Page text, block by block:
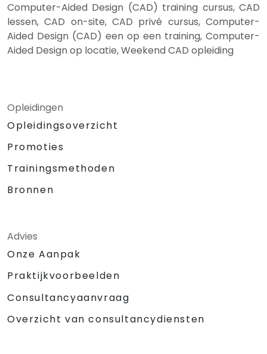
Computer-Aided Design (CAD) training cursus, CAD
lessen, CAD on-site, CAD privé cursus, Computer-
Aided Design (CAD) een op een training, Computer-
Aided Design op locatie, Weekend CAD opleiding
Opleidingen
Opleidingsoverzicht
Promoties
Trainingsmethoden
Bronnen
Advies
Onze Aanpak
Praktijkvoorbeelden
Consultancyaanvraag
Overzicht van consultancydiensten